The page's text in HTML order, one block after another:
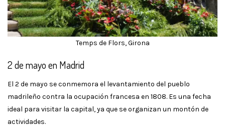
Temps de Flors, Girona
2 de mayo en Madrid
El 2 de mayo se conmemora el levantamiento del pueblo
madrileño contra la ocupación francesa en 1808. Es una fecha
ideal para visitar la capital, ya que se organizan un montón de
actividades.